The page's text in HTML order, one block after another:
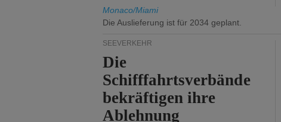
Monaco/Miami
Die Auslieferung ist für 2034 geplant.
SEEVERKEHR
Die
Schifffahrtsverbände
bekräftigen ihre
Ablehnung